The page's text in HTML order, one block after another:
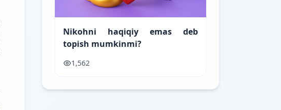
Nikohni haqiqiy emas deb
topish mumkinmi?
1,562